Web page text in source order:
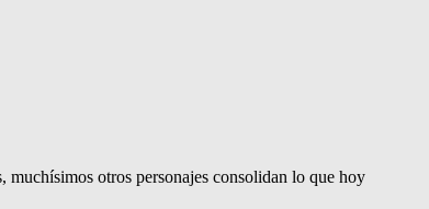
otros personajes consolidan lo que hoy